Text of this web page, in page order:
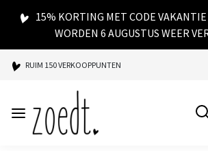
15% KORTING MET CODE
WORDEN 6 AUGUSTUS WEER
RUIM 150 VERKOOPPUNTEN
SPAARPUNTEN BIJ ELKE AANKOOP
SNELLE LEVERING